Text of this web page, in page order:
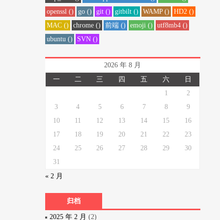
openssl ()
go () git () gitbilt () WAMP ()
HD2 ()
MAC ()
chrome () 前端 () emoji ()
utf8mb4 ()
ubuntu ()
SVN ()
2026 年 8 月
一
二 三 四 五 六
日
1
2
3
4 5 6 7 8
9
10
11 12 13 14 15
16
17
18 19 20 21 22
23
24
25 26 27 28 29
30
31
« 2 月
归档
2025 年 2 月 (2)